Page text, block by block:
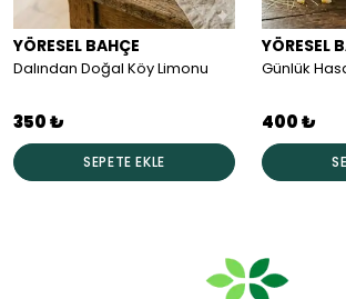
YÖRESEL BAHÇE
Dalından Doğal Köy Limonu
350 ₺
SEPETE EKLE
YÖRESEL
Günlük
400 ₺